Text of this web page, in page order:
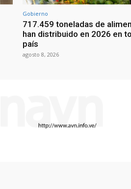
Gobierno
717.459 toneladas de
han distribuido en 2026 en
país
agosto 8, 2026